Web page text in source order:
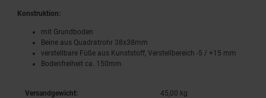
Konstruktion:
mit Grundboden
Beine aus Quadratrohr 38x38mm
verstellbare Füße aus Kunststoff, Verstellbereich -5 / +15 mm
Bodenfreiheit ca. 150mm
Versandgewicht: 45,00 kg